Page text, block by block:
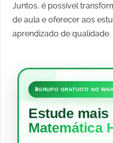
Juntos, é possível
de aula e oferecer aos
aprendizado de qualidade.
🔒GRUPO GRATUITO NO
Estude
Matemática